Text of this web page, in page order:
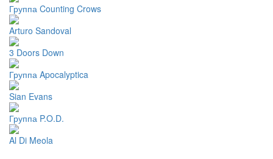
Группа Counting Crows
Arturo Sandoval
3 Doors Down
Группа Apocalyptica
Sian Evans
Группа P.O.D.
Al Di Meola